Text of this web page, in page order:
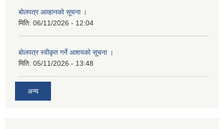
बोलपत्र आव्हानको सूचना ।
मिति: 06/11/2026 - 12:04
बोलपत्र स्वीकृत गर्ने आशयको सूचना ।
मिति: 05/11/2026 - 13:48
अन्य